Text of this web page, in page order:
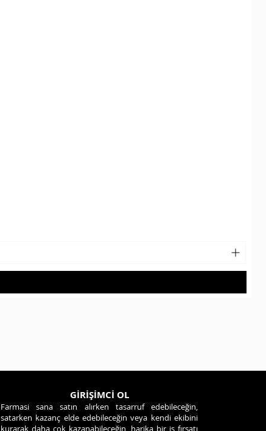
GİRİŞİMCİ OL
Farmasi sana satın alırken tasarruf edebileceğin,
satarken kazanç elde edebileceğin veya kendi ekibini
kurarak daha çok kazanabileceğin, harika bir iş fırsatı